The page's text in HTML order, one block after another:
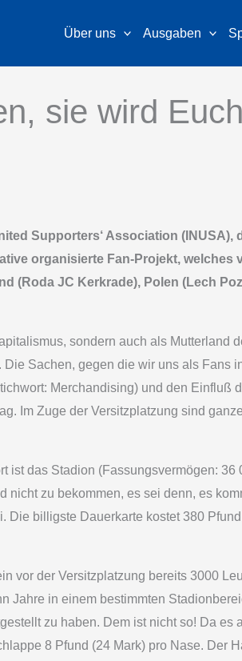
Über uns Ausgaben
sie wird
Supporters‘ Association
organisierte Fan-Projekt, welches
(Roda JC Kerkrade), Polen (Lech
sondern auch als Mutterland
Sachen, gegen die wir uns als Fans
Merchandising) und den Einfluß
Im Zuge der Versitzplatzung sind
ist das Stadion (Fassungsvermögen:
nicht zu bekommen, es sei denn, es
Die billigste Dauerkarte kostet 380
vor der Versitzplatzung bereits 3000
Jahre in einem bestimmten
zu haben. Dem ist nicht so! Da es
8 Pfund (24 Mark) pro Nase. Der